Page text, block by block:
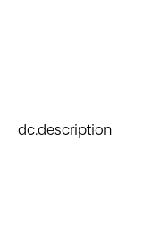
dc.description